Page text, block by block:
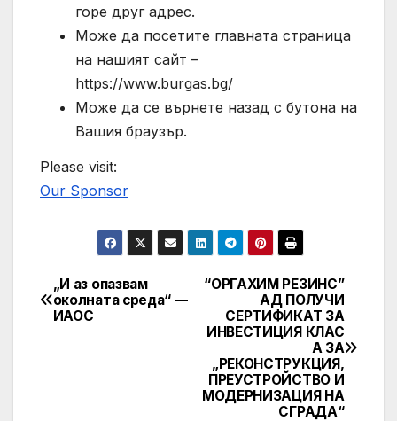
горе друг адрес.
Може да посетите главната страница
на нашият сайт –
https://www.burgas.bg/
Може да се върнете назад с бутона на
Вашия браузър.
Please visit:
Our Sponsor
Post
navigation
“ОРГАХИМ РЕЗИНС”
АД ПОЛУЧИ
СЕРТИФИКАТ ЗА
ИНВЕСТИЦИЯ КЛАС
А ЗА
„РЕКОНСТРУКЦИЯ,
ПРЕУСТРОЙСТВО И
МОДЕРНИЗАЦИЯ НА
СГРАДА“
„И аз опазвам
околната среда“ —
ИАОС